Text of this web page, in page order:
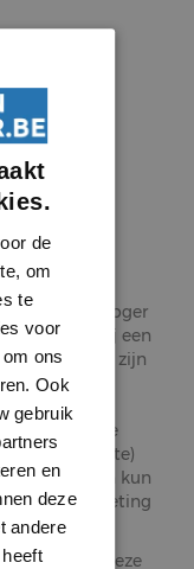
ik
afmeting
altijd hoger
plintneut bij een
dikker te zijn
mooiste
die
plint. Heb je
x hoogte)
hoogte) dan kun
met de afmeting
dan kun je deze
de
om
te
voor
ons
Ook
gebruik
en
deze
andere